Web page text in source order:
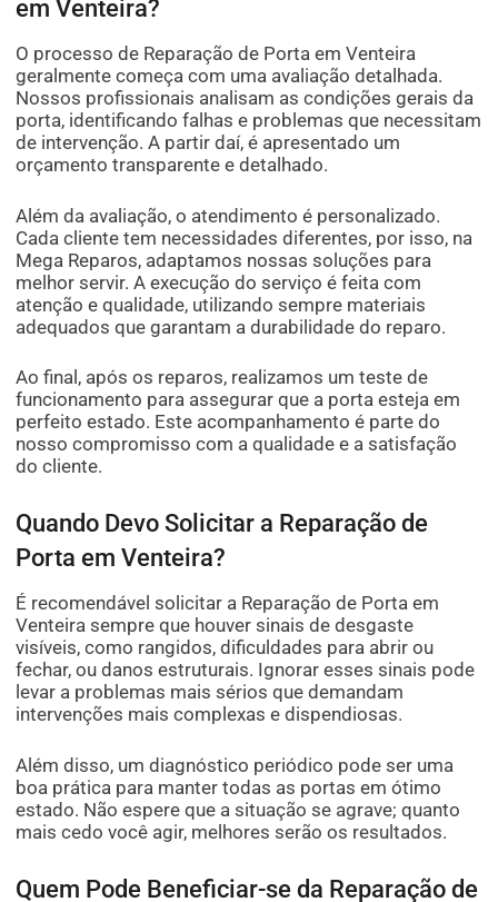
em Venteira?
O processo de Reparação de Porta em Venteira
geralmente começa com uma avaliação detalhada.
Nossos profissionais analisam as condições gerais da
porta, identificando falhas e problemas que necessitam
de intervenção. A partir daí, é apresentado um
orçamento transparente e detalhado.
Além da avaliação, o atendimento é personalizado.
Cada cliente tem necessidades diferentes, por isso, na
Mega Reparos, adaptamos nossas soluções para
melhor servir. A execução do serviço é feita com
atenção e qualidade, utilizando sempre materiais
adequados que garantam a durabilidade do reparo.
Ao final, após os reparos, realizamos um teste de
funcionamento para assegurar que a porta esteja em
perfeito estado. Este acompanhamento é parte do
nosso compromisso com a qualidade e a satisfação
do cliente.
Quando Devo Solicitar a Reparação de
Porta em Venteira?
É recomendável solicitar a Reparação de Porta em
Venteira sempre que houver sinais de desgaste
visíveis, como rangidos, dificuldades para abrir ou
fechar, ou danos estruturais. Ignorar esses sinais pode
levar a problemas mais sérios que demandam
intervenções mais complexas e dispendiosas.
Além disso, um diagnóstico periódico pode ser uma
boa prática para manter todas as portas em ótimo
estado. Não espere que a situação se agrave; quanto
mais cedo você agir, melhores serão os resultados.
Quem Pode Beneficiar-se da Reparação de